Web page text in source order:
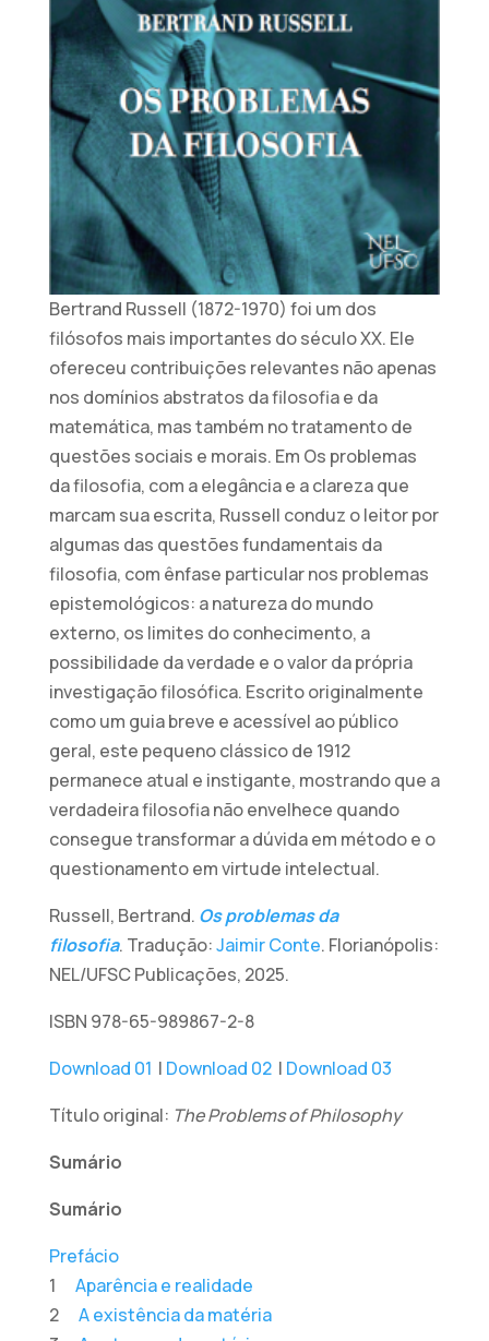
Bertrand Russell (1872-1970) foi um dos
filósofos mais importantes do século XX. Ele
ofereceu contribuições relevantes não apenas
nos domínios abstratos da filosofia e da
matemática, mas também no tratamento de
questões sociais e morais. Em Os problemas
da filosofia, com a elegância e a clareza que
marcam sua escrita, Russell conduz o leitor por
algumas das questões fundamentais da
filosofia, com ênfase particular nos problemas
epistemológicos: a natureza do mundo
externo, os limites do conhecimento, a
possibilidade da verdade e o valor da própria
investigação filosófica. Escrito originalmente
como um guia breve e acessível ao público
geral, este pequeno clássico de 1912
permanece atual e instigante, mostrando que a
verdadeira filosofia não envelhece quando
consegue transformar a dúvida em método e o
questionamento em virtude intelectual.
Russell, Bertrand. Os problemas da
filosofia. Tradução:Jaimir Conte. Florianópolis:
NEL/UFSC Publicações, 2025.
ISBN 978-65-989867-2-8
Download 01 | Download 02| Download 03
Título original: The Problems of Philosophy
Sumário
Sumário
Prefácio
1 Aparência e realidade
2 A existência da matéria